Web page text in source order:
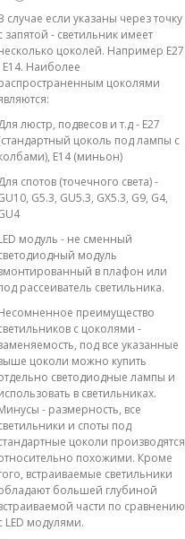
случае если указаны через точку
запятой - светильник имеет
цоколей. Например E27
E14. Наиболее
цоколями
люстр, подвесов и т.д - E27
цоколь под лампы с
E14 (миньон)
спотов (точечного света) -
G5.3, GU5.3, GX5.3, G9, G4,
модуль - не сменный
модуль
в плафон или
рассеиватель светильника.
преимущество
с цоколями -
под все указанные
цоколи можно купить
светодиодные лампы и
в светильниках.
- размерность, все
и споты под
цоколи производятся
похожими. Кроме
встраиваемые светильники
большей глубиной
части по сравнению
LED модулями.